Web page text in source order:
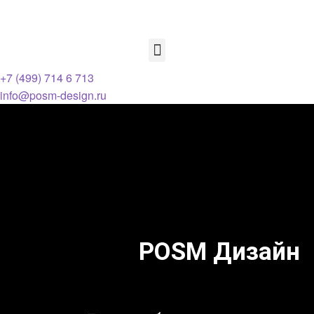
+7 (499) 714 6 713
info@posm-design.ru
POSM Дизайн